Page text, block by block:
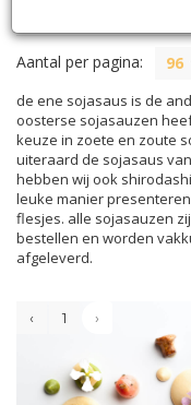
Aantal per pagina: 96
de ene sojasaus is de
oosterse sojasauzen
keuze in zoete en zoute
uiteraard de sojasaus
hebben wij ook
leuke manier
flesjes. alle sojasauzen
bestellen en worden
afgeleverd.
‹ 1 ›